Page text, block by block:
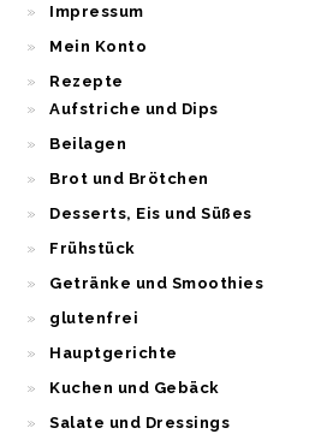
Impressum
Mein Konto
Rezepte
Aufstriche und Dips
Beilagen
Brot und Brötchen
Desserts, Eis und Süßes
Frühstück
Getränke und Smoothies
glutenfrei
Hauptgerichte
Kuchen und Gebäck
Salate und Dressings